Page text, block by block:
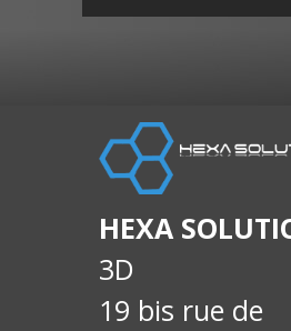
HEXA
3D
19 bis rue de